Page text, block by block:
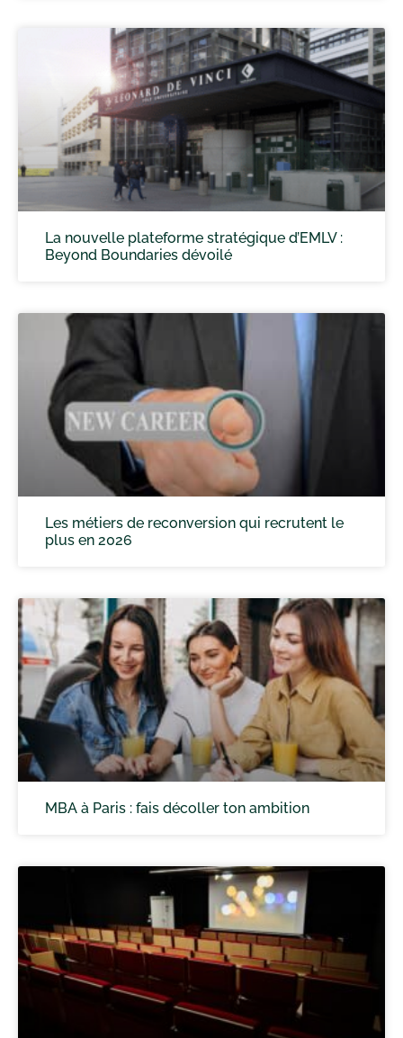
La nouvelle plateforme stratégique d’EMLV :
Beyond Boundaries dévoilé
Les métiers de reconversion qui recrutent le
plus en 2026
MBA à Paris : fais décoller ton ambition